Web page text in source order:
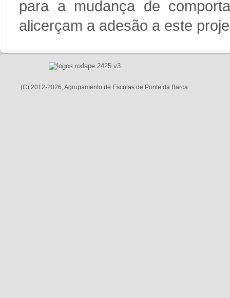
para a mudança de
alicerçam a adesão a este
(C) 2012-2026, Agrupamento de Escolas de Ponte da Barca